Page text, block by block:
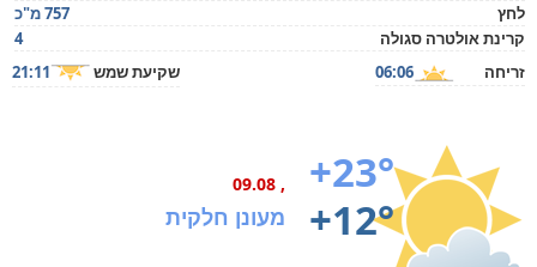
לחץ
757 מ"כ
קרינת אולטרה סגולה
4
זריחה
06:06 שקיעת שמש 21:11
+23°
+12°
, 09.08
מעונן חלקית